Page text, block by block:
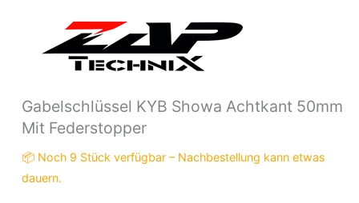
Gabelschlüssel KYB Showa Achtkant 50mm
Mit Federstopper
📦 Noch 9 Stück verfügbar – Nachbestellung kann etwas
dauern.